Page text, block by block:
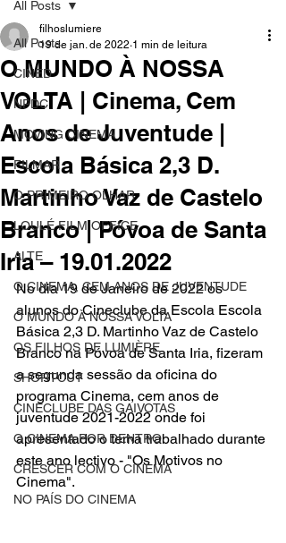
All Posts
CINED
NPDC
MOVING CINEMA
FILMAR
O PRIMEIRO OLHAR
LOULÉ FILM OFFICE
ALTE
O CINEMA, CEM ANOS DE JUVENTUDE
O MUNDO À NOSSA VOLTA
OS FILHOS DE LUMIÈRE
SHORTCUT
CINECLUBE DAS GAIVOTAS
O CINEMA POR DENTRO
CRESCER COM O CINEMA
NO PAÍS DO CINEMA
All Posts
O MUNDO À NOSSA
VOLTA | Cinema, Cem
Anos de Juventude |
Escola Básica 2,3 D.
Martinho Vaz de Castelo
Branco | Póvoa de Santa
Iria – 19.01.2022
filhoslumiere
19 de jan. de 2022 1 min de leitura
No dia 19 de Janeiro de 2022 os
alunos do Cineclube da Escola Escola
Básica 2,3 D. Martinho Vaz de Castelo
Branco na Póvoa de Santa Iria, fizeram
a segunda sessão da oficina do
programa Cinema, cem anos de
juventude 2021-2022 onde foi
apresentado o tema trabalhado durante
este ano lectivo - "Os Motivos no
Cinema".